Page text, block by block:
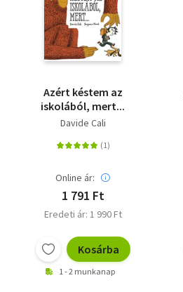
Azért késtem az
iskolából, mert...
Davide Cali
Online ár:
1 791 Ft
Eredeti ár: 1 990 Ft
Kosárba
1 - 2 munkanap